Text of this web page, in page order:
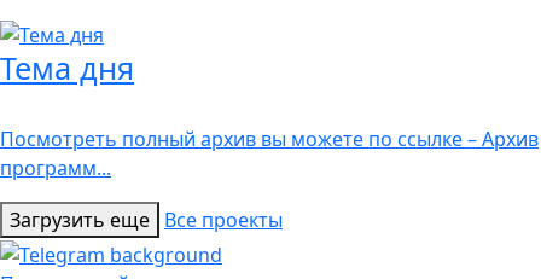
Тема дня
Посмотреть полный архив вы можете по ссылке – Архив
программ...
Загрузить еще Все проекты